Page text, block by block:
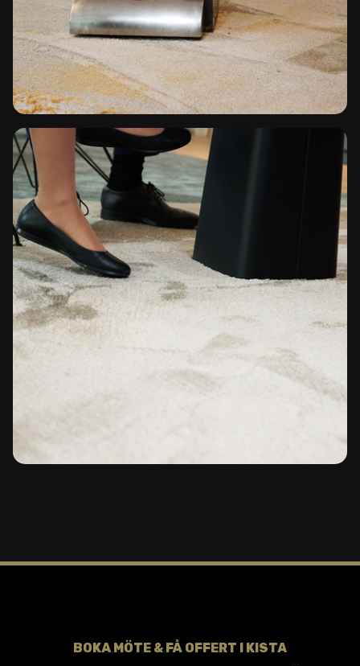
BOKA MÖTE & FÅ OFFERT I KISTA